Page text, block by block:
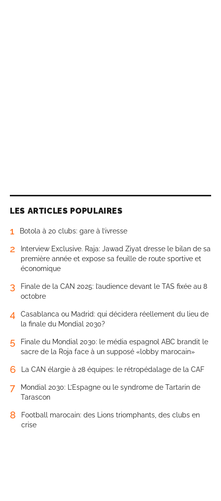
LES ARTICLES POPULAIRES
1 Botola à 20 clubs: gare à l’ivresse
2
Interview Exclusive. Raja: Jawad Ziyat dresse le bilan de sa
première année et expose sa feuille de route sportive et
économique
3
Finale de la CAN 2025: l’audience devant le TAS fixée au 8
octobre
4
Casablanca ou Madrid: qui décidera réellement du lieu de
la finale du Mondial 2030?
5
Finale du Mondial 2030: le média espagnol ABC brandit le
sacre de la Roja face à un supposé «lobby marocain»
6 La CAN élargie à 28 équipes: le rétropédalage de la CAF
7
Mondial 2030: L’Espagne ou le syndrome de Tartarin de
Tarascon
8
Football marocain: des Lions triomphants, des clubs en
crise